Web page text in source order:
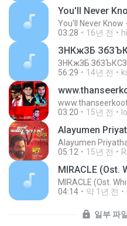
You'll Never
You'll Never Know -
03:28
16년 전
ЗНКжЗБ
56:29
14년 전
03:20
15년 전
Alayumen
Alayumen
05:12
15년 전
MIRACLE (Ost.
04:14
약 1년 전
일부 파